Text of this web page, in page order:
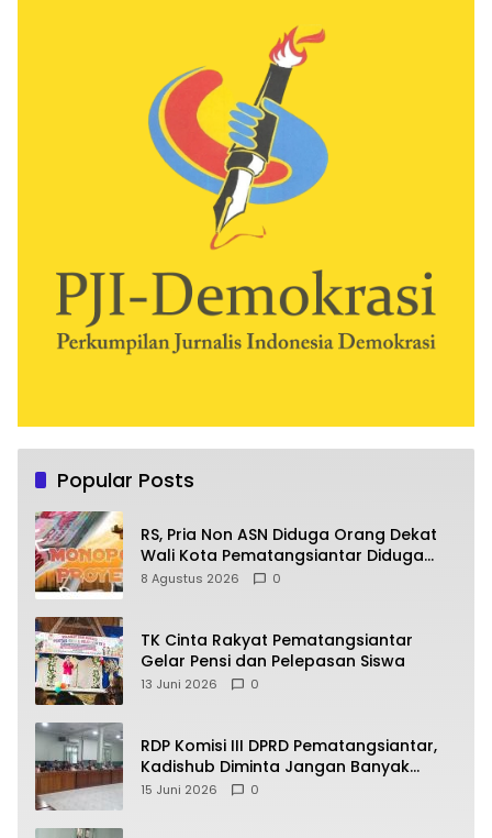
Popular Posts
RS, Pria Non ASN Diduga Orang Dekat
Wali Kota Pematangsiantar Diduga
Bagi Bagi Proyek ke Kontraktor
8 Agustus 2026 0
TK Cinta Rakyat Pematangsiantar
Gelar Pensi dan Pelepasan Siswa
13 Juni 2026 0
RDP Komisi III DPRD Pematangsiantar,
Kadishub Diminta Jangan Banyak
Alasan
15 Juni 2026 0